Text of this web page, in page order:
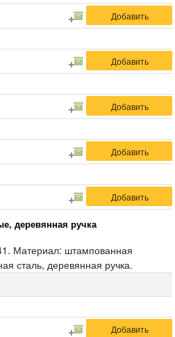
деревянная ручка
Материал: штампованная
сталь, деревянная ручка.